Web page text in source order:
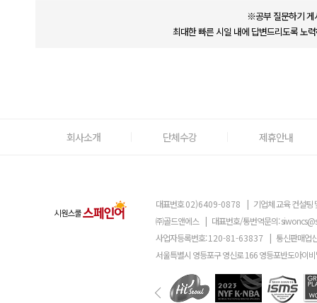
※공부 질문하기 게
최대한 빠른 시일 내에 답변드리도록 노
회사소개 단체수강 제휴안내
대표번호02)6409-0878 | 기업체 교육 컨설팅
㈜골드앤에스 | 대표번호/통번역문의:
사업자등록번호:120-81-63837 | 통신판매업
서울특별시 영등포구 영신로 166 영등포반도아이